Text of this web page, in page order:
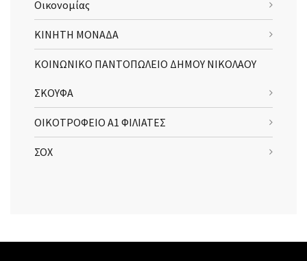
Οικονομίας
ΚΙΝΗΤΗ ΜΟΝΑΔΑ
ΚΟΙΝΩΝΙΚΟ ΠΑΝΤΟΠΩΛΕΙΟ ΔΗΜΟΥ ΝΙΚΟΛΑΟΥ
ΣΚΟΥΦΑ
ΟΙΚΟΤΡΟΦΕΙΟ Α1 ΦΙΛΙΑΤΕΣ
ΣΟΧ